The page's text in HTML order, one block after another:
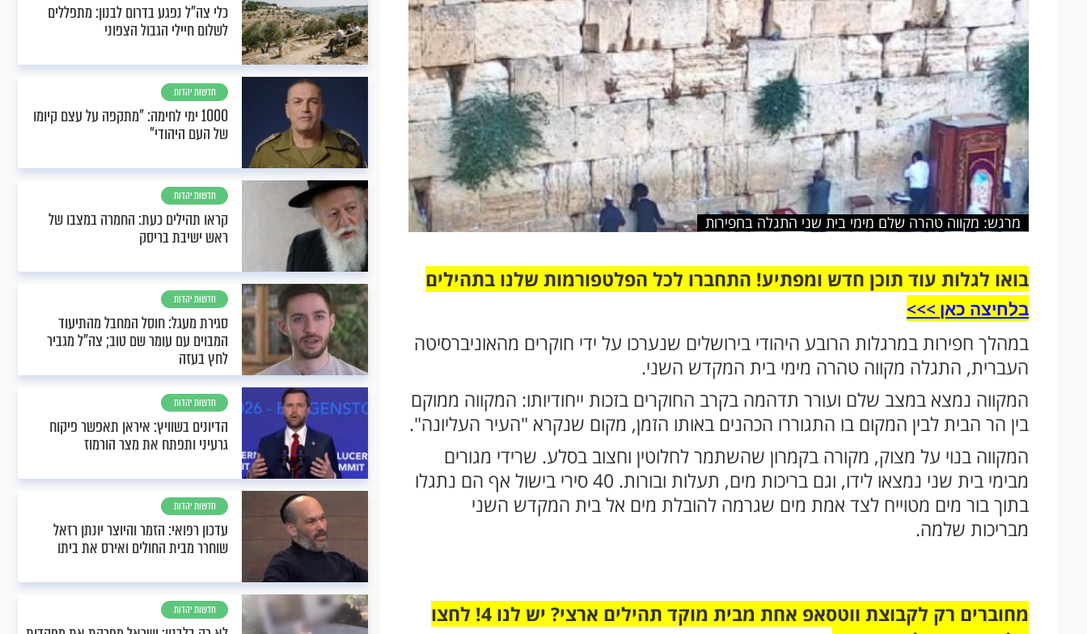
מרגש: מקווה טהרה שלם מימי בית שני התגלה בחפירות
בואו לגלות עוד תוכן חדש ומפתיע! התחברו לכל הפלטפורמות שלנו בתהילים
בלחיצה כאן >>>​
במהלך חפירות במרגלות הרובע היהודי בירושלים שנערכו על ידי חוקרים מהאוניברסיטה
העברית, התגלה מקווה טהרה מימי בית המקדש השני.
המקווה נמצא במצב שלם ועורר תדהמה בקרב החוקרים בזכות ייחודיותו: המקווה ממוקם
בין הר הבית לבין המקום בו התגוררו הכהנים באותו הזמן, מקום שנקרא "העיר העליונה".
המקווה בנוי על מצוק, מקורה בקמרון שהשתמר לחלוטין וחצוב בסלע. שרידי מגורים
מבימי בית שני נמצאו לידו, וגם בריכות מים, תעלות ובורות. 40 סירי בישול אף הם נתגלו
בתוך בור מים מטוייח לצד אמת מים שגרמה להובלת מים אל בית המקדש השני
מבריכות שלמה.
מחוברים רק לקבוצת ווטסאפ אחת מבית מוקד תהילים ארצי? יש לנו 4! לחצו
כלי צה"ל נפגע בדרום לבנון: מתפללים
לשלום חיילי הגבול הצפוני
חדשות יהדות
1000 ימי לחימה: "מתקפה על עצם קיומו
של העם היהודי"
חדשות יהדות
קראו תהילים כעת: החמרה במצבו של
ראש ישיבת בריסק
חדשות יהדות
סגירת מעגל: חוסל המחבל מהתיעוד
המבוים עם עומר שם טוב; צה"ל מגביר
לחץ בעזה
חדשות יהדות
הדיונים בשוויץ: איראן תאפשר פיקוח
גרעיני ותפתח את מצר הורמוז
חדשות יהדות
עדכון רפואי: הזמר והיוצר יונתן רזאל
שוחרר מבית החולים ואירס את ביתו
חדשות יהדות